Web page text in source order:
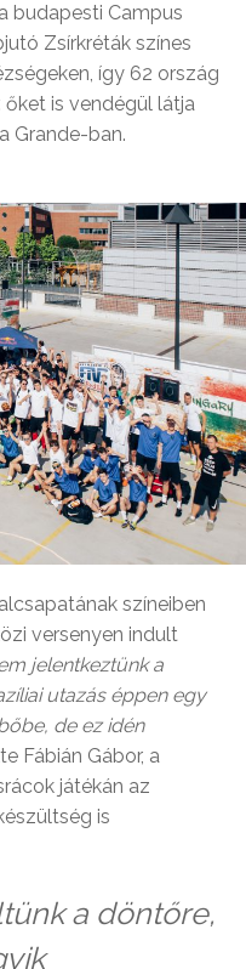
budapesti Campus
Zsírkréták színes
így 62 ország
is vendégül látja
Grande-ban.
színeiben
versenyen indult
jelentkeztünk a
utazás éppen egy
de ez idén
Fábián Gábor, a
játékán az
is
a döntőre,